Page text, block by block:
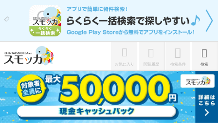
お気に入り 閲覧履歴 検索条件 検索